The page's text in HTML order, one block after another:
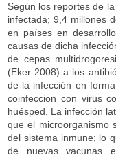
Según los reportes de
infectada; 9,4 millones
en países en
causas de dicha
de cepas
(Eker 2008) a los
de la infección en
coinfeccion con virus
huésped. La infección
que el microorganismo
del sistema inmune; lo
de nuevas vacunas